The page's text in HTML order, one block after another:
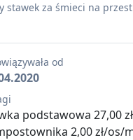
stawek za śmieci na
od
podstawowa 27,00
2,00 zł/os/